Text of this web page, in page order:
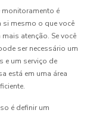
é
si mesmo o que você
atenção. Se você
ser necessário um
e um serviço de
está em uma área
é definir um